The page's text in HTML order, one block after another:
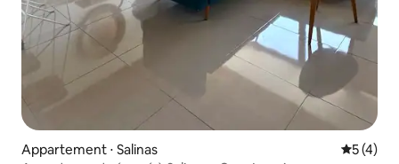
Appartement ⋅ Salinas
5 (4)